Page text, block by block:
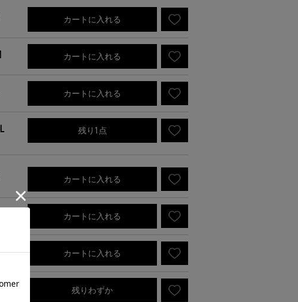
カートに入れる
カートに入れる
カートに入れる
残り1点
カートに入れる
カートに入れる
カートに入れる
残りわずか